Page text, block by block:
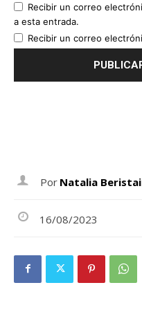
Recibir un correo
a esta entrada.
Recibir un correo
Por Natalia
16/08/2023